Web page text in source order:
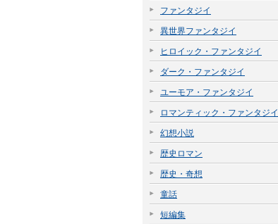
ファンタジイ
異世界ファンタジイ
ヒロイック・ファンタジイ
ダーク・ファンタジイ
ユーモア・ファンタジイ
ロマンティック・ファンタジイ
幻想小説
歴史ロマン
歴史・奇想
童話
短編集